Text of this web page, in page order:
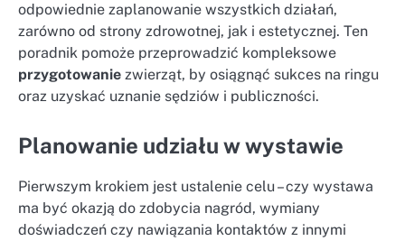
odpowiednie zaplanowanie wszystkich działań,
zarówno od strony zdrowotnej, jak i estetycznej. Ten
poradnik pomoże przeprowadzić kompleksowe
przygotowanie zwierząt, by osiągnąć sukces na ringu
oraz uzyskać uznanie sędziów i publiczności.
Planowanie udziału w wystawie
Pierwszym krokiem jest ustalenie celu – czy wystawa
ma być okazją do zdobycia nagród, wymiany
doświadczeń czy nawiązania kontaktów z innymi